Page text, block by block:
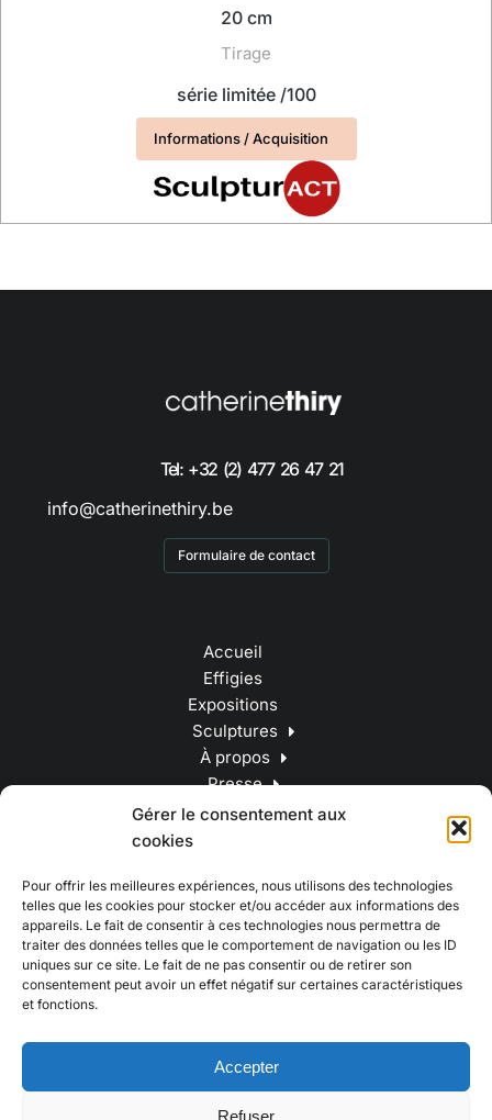
Gérer le consentement aux
cookies
Pour offrir les meilleures expériences, nous utilisons des technologies
telles que les cookies pour stocker et/ou accéder aux informations des
appareils. Le fait de consentir à ces technologies nous permettra de
traiter des données telles que le comportement de navigation ou les ID
uniques sur ce site. Le fait de ne pas consentir ou de retirer son
consentement peut avoir un effet négatif sur certaines caractéristiques
et fonctions.
Accepter
Refuser
20 cm
Tirage
série limitée /100
Informations / Acquisition
Tel: +32 (2) 477 26 47 21
info@catherinethiry.be
Formulaire de contact
Accueil
Effigies
Expositions
Sculptures
À propos
Presse
Contact